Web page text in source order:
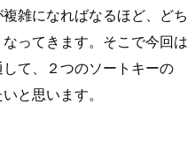
雑になればなるほど、どち
ってきます。そこで今回は
て、２つのソートキーの
と思います。